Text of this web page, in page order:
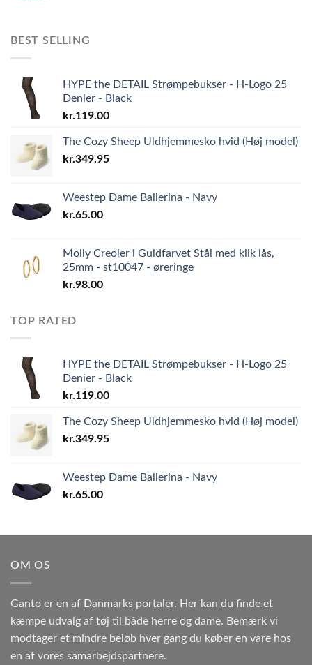
BEST SELLING
HYPE the DETAIL Strømpebukser - H-Logo 25
Denier - Black
kr.119.00
The Cozy Sheep Uldhjemmesko hvid (Høj model)
kr.349.95
Weestep Dame Ballerina - Navy
kr.65.00
Molly Creoler i Guldfarvet Stål med klik lås,
25mm - st10047 - øreringe
kr.98.00
TOP RATED
HYPE the DETAIL Strømpebukser - H-Logo 25
Denier - Black
kr.119.00
The Cozy Sheep Uldhjemmesko hvid (Høj model)
kr.349.95
Weestep Dame Ballerina - Navy
kr.65.00
OM OS
Ganto er en af Danmarks portaler. Her kan du finde et
kæmpe udvalg af tøj til både herre og dame. Bemærk vi
modtager et mindre beløb hver gang du køber en vare hos
en af vores samarbejdspartnere.